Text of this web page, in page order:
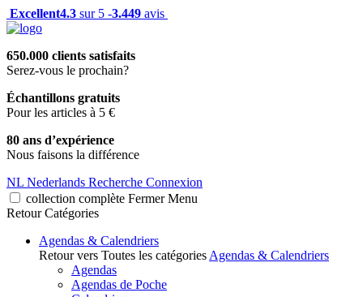
Excellent4.3 sur 5 -3.449 avis
650.000 clients satisfaits
Serez-vous le prochain?
Échantillons gratuits
Pour les articles à 5 €
80 ans d’expérience
Nous faisons la différence
NL Nederlands Recherche Connexion
collection complète Fermer Menu
Retour Catégories
Agendas & Calendriers
Retour vers Toutes les catégories Agendas & Calendriers
Agendas
Agendas de Poche